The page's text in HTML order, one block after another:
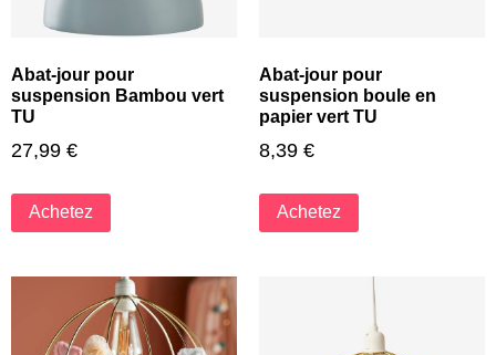
Abat-jour pour
suspension Bambou vert
TU
27,99 €
Achetez
Abat-jour pour
suspension boule en
papier vert TU
8,39 €
Achetez